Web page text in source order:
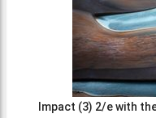
Impact (3) 2/e with